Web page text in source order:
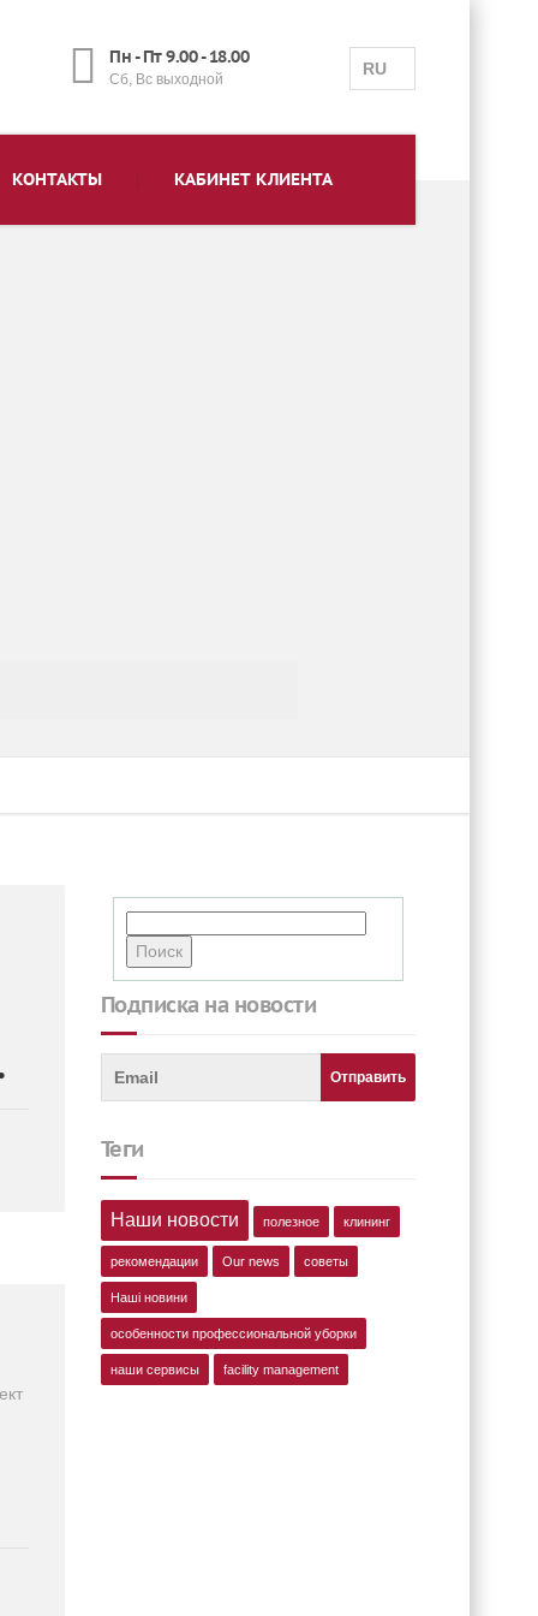
Пн - Пт 9.00 - 18.00
Сб, Вс выходной
RU
КОНТАКТЫ КАБИНЕТ КЛИЕНТА
Подписка на новости
теги
Наши новости полезное клининг
рекомендации Our news советы
Наші новини
особенности профессиональной уборки
наши сервисы facility management